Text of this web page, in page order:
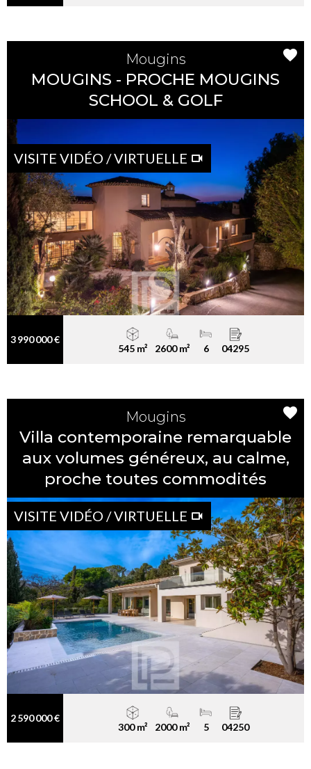
Mougins
MOUGINS - PROCHE MOUGINS
SCHOOL & GOLF
3 990 000 €
545 m² 2600 m² 6 04295
VISITE VIDÉO / VIRTUELLE
Mougins
Villa contemporaine remarquable
aux volumes généreux, au calme,
proche toutes commodités
2 590 000 €
300 m² 2000 m² 5 04250
VISITE VIDÉO / VIRTUELLE